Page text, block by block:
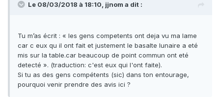
Le 08/03/2018 à 18:10, jjnom a dit :
Tu m’as écrit : « les gens competents ont deja vu ma lame
car c eux qu il ont fait et justement le basalte lunaire a eté
mis sur la table.car beaucoup de point commun ont eté
detecté ». (traduction: c'est eux qui l'ont faite).
Si tu as des gens compétents (sic) dans ton entourage,
pourquoi venir prendre des avis ici ?